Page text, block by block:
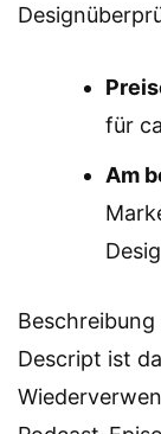
für
Am
Beschreibung
Descript ist